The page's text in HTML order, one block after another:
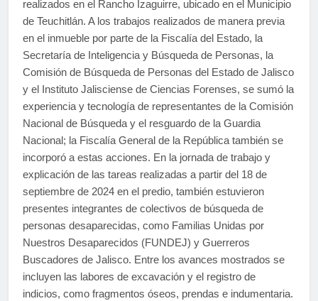
realizados en el Rancho Izaguirre, ubicado en el Municipio
de Teuchitlán. A los trabajos realizados de manera previa
en el inmueble por parte de la Fiscalía del Estado, la
Secretaría de Inteligencia y Búsqueda de Personas, la
Comisión de Búsqueda de Personas del Estado de Jalisco
y el Instituto Jalisciense de Ciencias Forenses, se sumó la
experiencia y tecnología de representantes de la Comisión
Nacional de Búsqueda y el resguardo de la Guardia
Nacional; la Fiscalía General de la República también se
incorporó a estas acciones. En la jornada de trabajo y
explicación de las tareas realizadas a partir del 18 de
septiembre de 2024 en el predio, también estuvieron
presentes integrantes de colectivos de búsqueda de
personas desaparecidas, como Familias Unidas por
Nuestros Desaparecidos (FUNDEJ) y Guerreros
Buscadores de Jalisco. Entre los avances mostrados se
incluyen las labores de excavación y el registro de
indicios, como fragmentos óseos, prendas e indumentaria.